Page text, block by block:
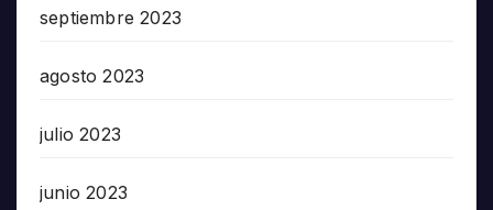
septiembre 2023
agosto 2023
julio 2023
junio 2023